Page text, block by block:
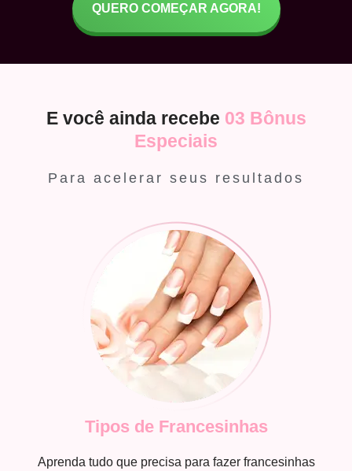
QUERO COMEÇAR AGORA!
E você ainda recebe 03 Bônus
Especiais
Para acelerar seus resultados
Tipos de Francesinhas
Aprenda tudo que precisa para fazer francesinhas